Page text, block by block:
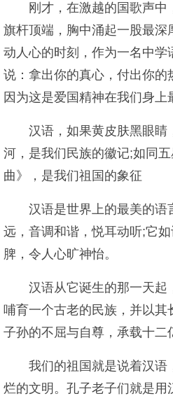
刚才，在激越的国歌声
旗杆顶端，胸中涌起一股最深
动人心的时刻，作为一名中学
说：拿出你的真心，付出你的
因为这是爱国精神在我们身上
汉语，如果黄皮肤黑眼睛
河，是我们民族的徽记;如同
曲》，是我们祖国的象征
汉语是世界上的最美的语
远，音调和谐，悦耳动听;它
脾，令人心旷神怡。
汉语从它诞生的那一天起
哺育一个古老的民族，并以其
子孙的不屈与自尊，承载十二
我们的祖国就是说着汉语
烂的文明。孔子老子们就是用